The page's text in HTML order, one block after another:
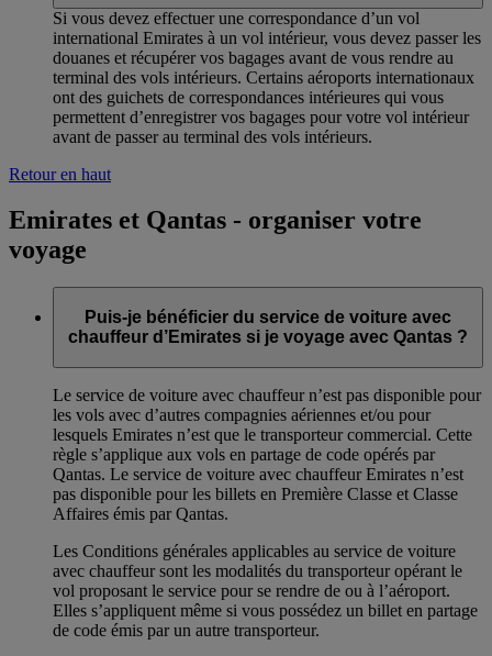
Si vous devez effectuer une correspondance d’un vol
international Emirates à un vol intérieur, vous devez passer les
douanes et récupérer vos bagages avant de vous rendre au
terminal des vols intérieurs. Certains aéroports internationaux
ont des guichets de correspondances intérieures qui vous
permettent d’enregistrer vos bagages pour votre vol intérieur
avant de passer au terminal des vols intérieurs.
Retour en haut
Emirates et Qantas - organiser votre
voyage
Puis-je bénéficier du service de voiture avec
chauffeur d’Emirates si je voyage avec Qantas ?
Le service de voiture avec chauffeur n’est pas disponible pour
les vols avec d’autres compagnies aériennes et/ou pour
lesquels Emirates n’est que le transporteur commercial. Cette
règle s’applique aux vols en partage de code opérés par
Qantas. Le service de voiture avec chauffeur Emirates n’est
pas disponible pour les billets en Première Classe et Classe
Affaires émis par Qantas.
Les Conditions générales applicables au service de voiture
avec chauffeur sont les modalités du transporteur opérant le
vol proposant le service pour se rendre de ou à l’aéroport.
Elles s’appliquent même si vous possédez un billet en partage
de code émis par un autre transporteur.